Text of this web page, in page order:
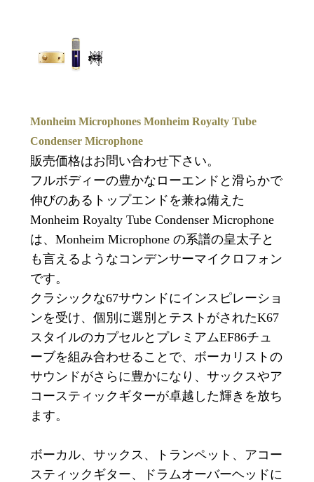
Monheim Microphones Monheim Royalty Tube
Condenser Microphone
販売価格はお問い合わせ下さい。
フルボディーの豊かなローエンドと滑らかで
伸びのあるトップエンドを兼ね備えた
Monheim Royalty Tube Condenser Microphone
は、Monheim Microphone の系譜の皇太子と
も言えるようなコンデンサーマイクロフォン
です。
クラシックな67サウンドにインスピレーショ
ンを受け、個別に選別とテストがされたK67
スタイルのカプセルとプレミアムEF86チュ
ーブを組み合わせることで、ボーカリストの
サウンドがさらに豊かになり、サックスやア
コースティックギターが卓越した輝きを放ち
ます。
ボーカル、サックス、トランペット、アコー
スティックギター、ドラムオーバーヘッドに